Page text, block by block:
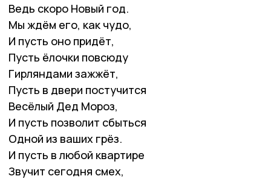
Ведь скоро Новый год.
Мы ждём его, как чудо,
И пусть оно придёт,
Пусть ёлочки повсюду
Гирляндами зажжёт,
Пусть в двери постучится
Весёлый Дед Мороз,
И пусть позволит сбыться
Одной из ваших грёз.
И пусть в любой квартире
Звучит сегодня смех,